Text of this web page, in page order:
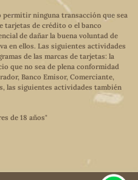
permitir ninguna transacción que sea
tarjetas de crédito o el banco
de dañar la buena voluntad de
en ellos. Las siguientes actividades
de las marcas de tarjetas: la
que no sea de plena conformidad
Banco Emisor, Comerciante,
las siguientes actividades también
de 18 años"